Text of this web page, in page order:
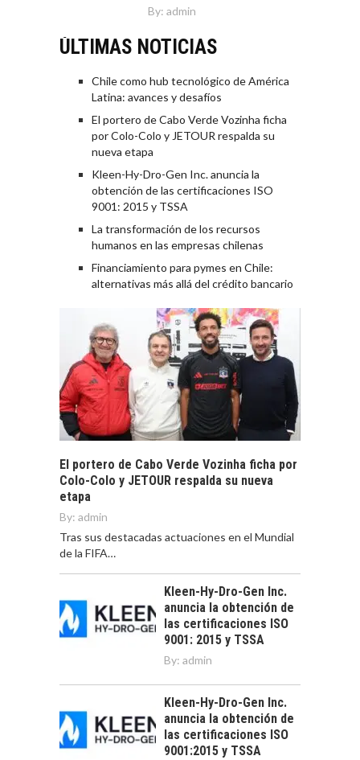
By: admin
ÚLTIMAS NOTICIAS
Chile como hub tecnológico de América
Latina: avances y desafíos
El portero de Cabo Verde Vozinha ficha
por Colo-Colo y JETOUR respalda su
nueva etapa
Kleen-Hy-Dro-Gen Inc. anuncia la
obtención de las certificaciones ISO
9001: 2015 y TSSA
La transformación de los recursos
humanos en las empresas chilenas
Financiamiento para pymes en Chile:
alternativas más allá del crédito bancario
El portero de Cabo Verde Vozinha ficha por
Colo-Colo y JETOUR respalda su nueva
etapa
By: admin
Tras sus destacadas actuaciones en el Mundial
de la FIFA…
Kleen-Hy-Dro-Gen Inc.
anuncia la obtención de
las certificaciones ISO
9001: 2015 y TSSA
By: admin
Kleen-Hy-Dro-Gen Inc.
anuncia la obtención de
las certificaciones ISO
9001:2015 y TSSA